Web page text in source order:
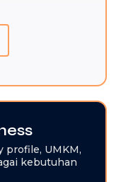
profile, UMKM,
kebutuhan